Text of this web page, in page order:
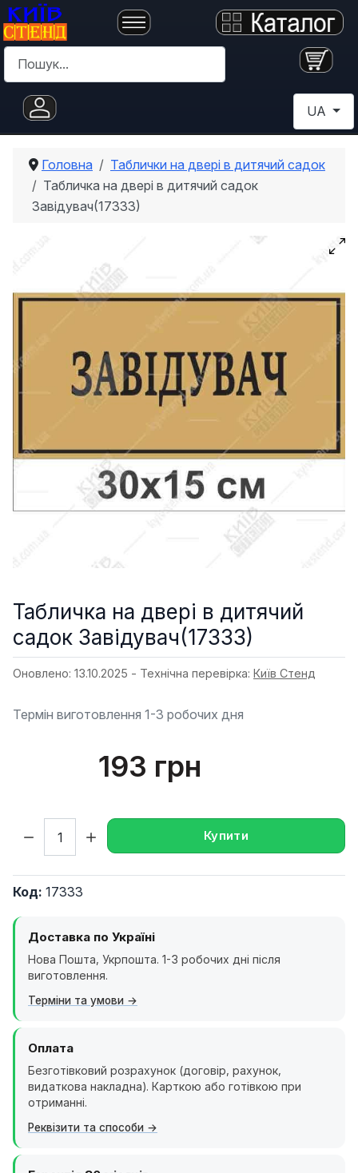
Пошук
Оберіть
UA
Головна
Таблички на двері в дитячий садок
Табличка на двері в дитячий садок
Завідувач(17333)
Табличка на двері в дитячий
садок Завідувач(17333)
Оновлено: 13.10.2025 - Технічна перевірка: Київ Стенд
Термін виготовлення 1-3 робочих дня
193 грн
Купити
Код: 17333
Доставка по Україні
Нова Пошта, Укрпошта. 1-3 робочих дні після
виготовлення.
Терміни та умови
Оплата
Безготівковий розрахунок (договір, рахунок,
видаткова накладна). Карткою або готівкою при
отриманні.
Реквізити та способи